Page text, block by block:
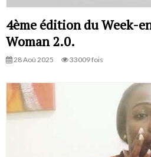
4ème édition du Week-
Woman 2.0.
28 Aoû 2025 33009 fois